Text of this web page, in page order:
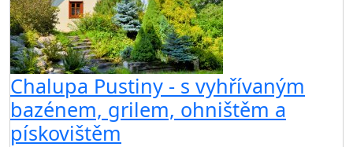
Chalupa Pustiny - s vyhřívaným
bazénem, grilem, ohništěm a
pískovištěm